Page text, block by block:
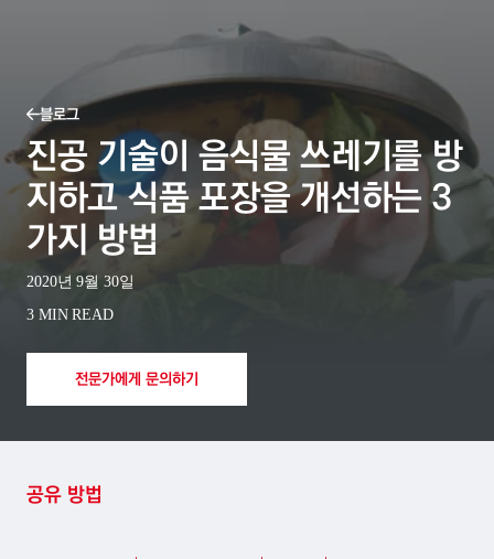
블로그
진공 기술이 음식물 쓰레기를 방
지하고 식품 포장을 개선하는 3
가지 방법
2020년 9월 30일
3 MIN READ
전문가에게 문의하기
공유 방법